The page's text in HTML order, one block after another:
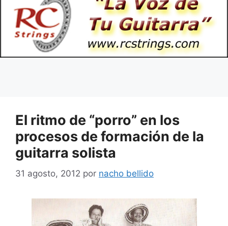
El ritmo de “porro” en los
procesos de formación de la
guitarra solista
31 agosto, 2012 por nacho bellido